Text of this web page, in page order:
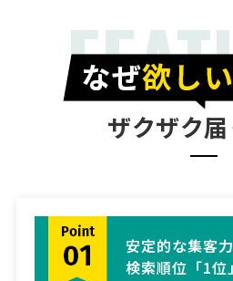
ザクザク届
安定的な集客
検索順位「1位